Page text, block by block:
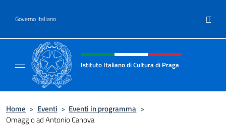
Governo Italiano IT
Intestazione sito, social e menù
Istituto Italiano di Cultura di Praga
Home > Eventi > Eventi in programma >
Omaggio ad Antonio Canova